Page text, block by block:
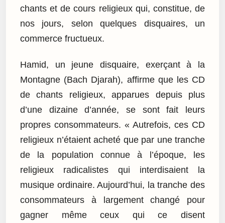
chants et de cours religieux qui, constitue, de
nos jours, selon quelques disquaires, un
commerce fructueux.
Hamid, un jeune disquaire, exerçant à la
Montagne (Bach Djarah), affirme que les CD
de chants religieux, apparues depuis plus
d’une dizaine d’année, se sont fait leurs
propres consommateurs. « Autrefois, ces CD
religieux n’étaient acheté que par une tranche
de la population connue à l’époque, les
religieux radicalistes qui interdisaient la
musique ordinaire. Aujourd’hui, la tranche des
consommateurs à largement changé pour
gagner même ceux qui ce disent